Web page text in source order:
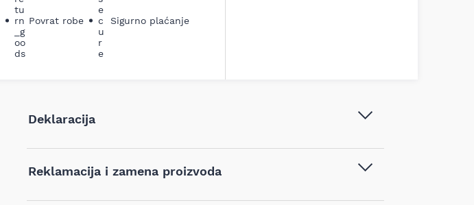
Povrat robe Sigurno plaćanje
Deklaracija
linije PRO GRL18V-4-34CVG -
Reklamacija i zamena proizvoda